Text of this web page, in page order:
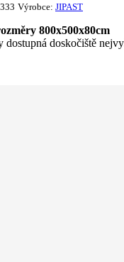
Výrobce: JIPAST
800x500x80cm
doskočiště